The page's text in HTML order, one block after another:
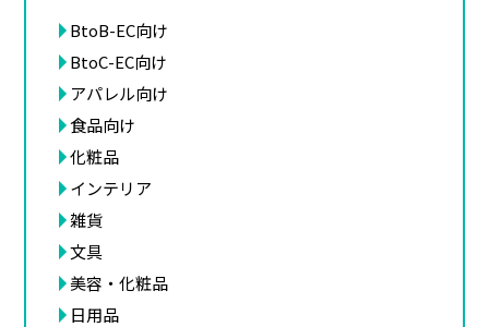
BtoB-EC向け
BtoC-EC向け
アパレル向け
食品向け
化粧品
インテリア
雑貨
文具
美容・化粧品
日用品